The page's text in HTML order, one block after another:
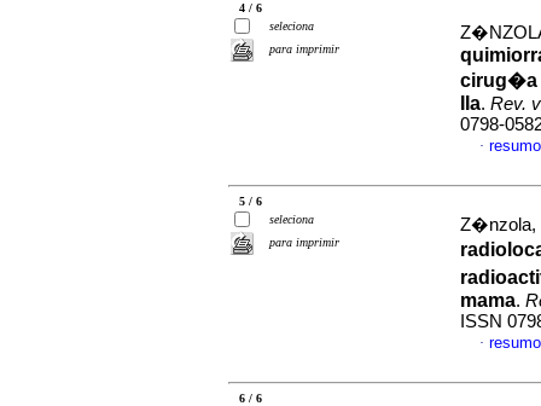
4 / 6
seleciona
para imprimir
cirug�a
IIa. Rev.
0798-
·
5 / 6
seleciona
para imprimir
mama.
ISSN
·
6 / 6